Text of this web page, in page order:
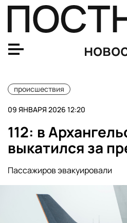
происшествия
09 ЯНВАРЯ 2026 12:20
112: в
выкатился за
Пассажиров эвакуировали
В Москве более 70 рейсов